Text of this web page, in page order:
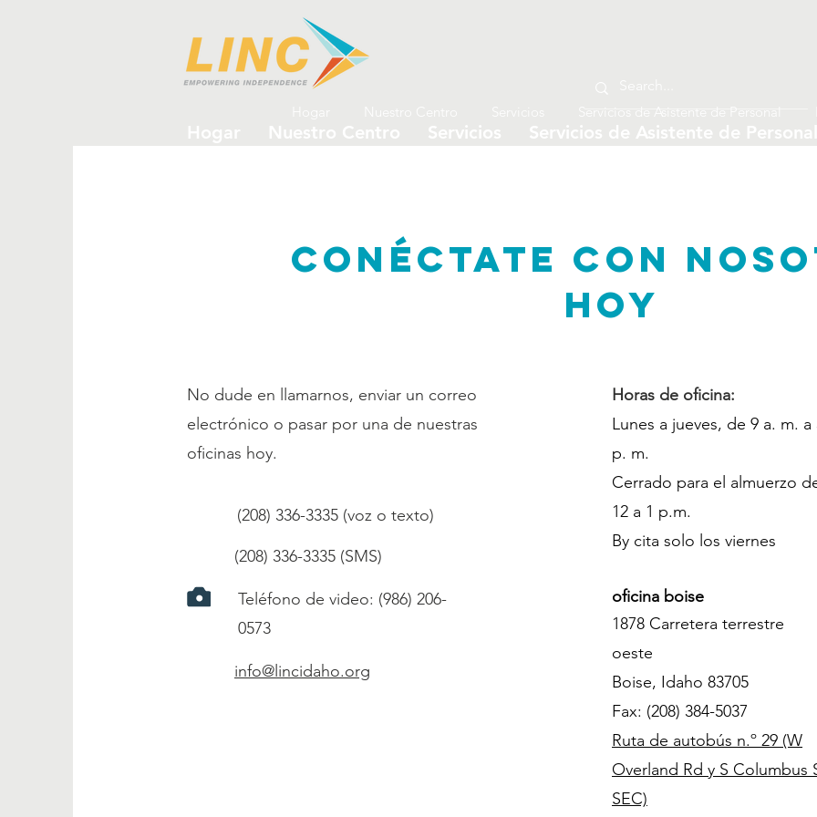
CONÉCTATE CON
HOY
No dude en llamarnos, enviar un correo
electrónico o pasar por una de nuestras
oficinas hoy.
(208) 336-3335 (voz o texto)
info@lincidaho.org
Teléfono de video: (986) 206-
0573
(208) 336-3335 (SMS)
Horas de oficina:
Lunes a jueves, de 9 a. m. a
p. m.
Cerrado para el almuerzo
12 a 1 p.m.
By cita solo los viernes
oficina boise
1878 Carretera terrestre
oeste
Boise, Idaho 83705
Fax: (208) 384-5037
Ruta de autobús n.º 29 (W
Overland Rd y S Columbus
SEC)